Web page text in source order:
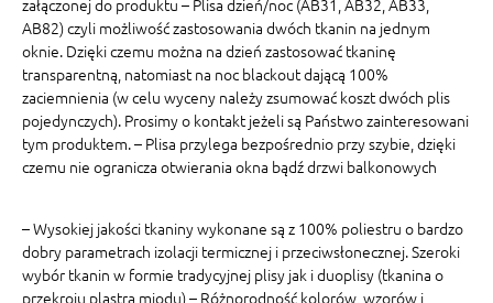
AB82) czyli możliwość zastosowania dwóch tkanin na jednym
oknie. Dzięki czemu można na dzień zastosować tkaninę
transparentną, natomiast na noc blackout dającą 100%
zaciemnienia (w celu wyceny należy zsumować koszt dwóch plis
pojedynczych). Prosimy o kontakt jeżeli są Państwo zainteresowani
tym produktem. – Plisa przylega bezpośrednio przy szybie, dzięki
czemu nie ogranicza otwierania okna bądź drzwi balkonowych
– Wysokiej jakości tkaniny wykonane są z 100% poliestru o bardzo
dobry parametrach izolacji termicznej i przeciwsłonecznej. Szeroki
wybór tkanin w formie tradycyjnej plisy jak i duoplisy (tkanina o
przekroju plastra miodu) – Różnorodność kolorów, wzorów i